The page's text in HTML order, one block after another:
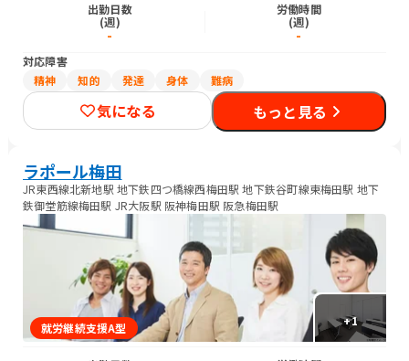
出勤日数
(週)
-
労働時間
(週)
-
対応障害
精神
知的 発達 身体 難病
気になる もっと見る
ラポール梅田
JR東西線北新地駅 地下鉄四つ橋線西梅田駅 地下鉄谷町線東梅田駅 地下
鉄御堂筋線梅田駅 JR大阪駅 阪神梅田駅 阪急梅田駅
+1
就労継続支援A型